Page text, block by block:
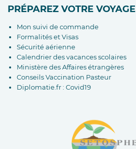
PRÉPAREZ VOTRE VOYAGE
Mon suivi de commande
Formalités et Visas
Sécurité aérienne
Calendrier des vacances scolaires
Ministère des Affaires étrangères
Conseils Vaccination Pasteur
Diplomatie.fr : Covid19